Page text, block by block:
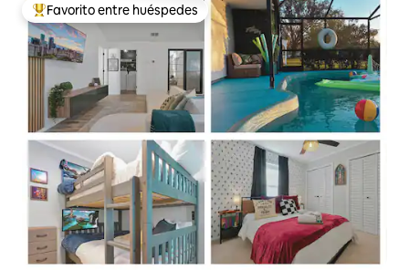
Favorito entre huéspedes preferido
Favorito entre huéspedes